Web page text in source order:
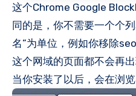
这个Chrome Google
同的是，你不需要一个个
名”为单位，例如你移除
这个网域的页面都不会再出
当你安装了以后，会在浏